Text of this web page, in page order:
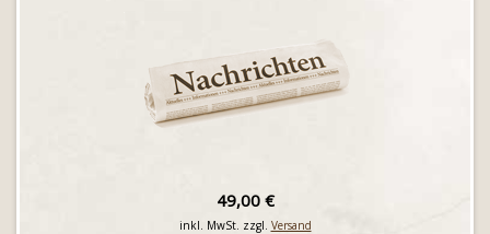
49,00 €
inkl. MwSt. zzgl. Versand